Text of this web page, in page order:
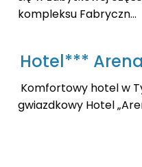
kompleksu Fabryczn...
Hotel***
Komfortowy hotel w
gwiazdkowy Hotel